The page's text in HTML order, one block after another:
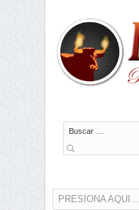
Buscar
PRESIONA AQUI...